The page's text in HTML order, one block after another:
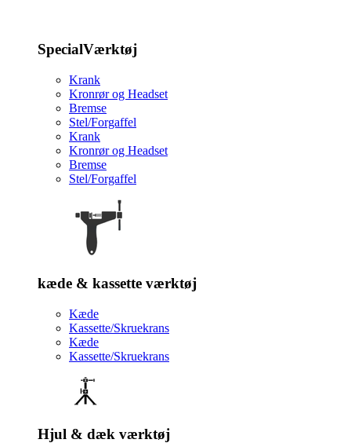
SpecialVærktøj
Krank
Kronrør og Headset
Bremse
Stel/Forgaffel
Krank
Kronrør og Headset
Bremse
Stel/Forgaffel
kæde & kassette værktøj
Kæde
Kassette/Skruekrans
Kæde
Kassette/Skruekrans
Hjul & dæk værktøj